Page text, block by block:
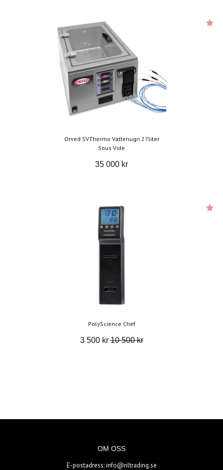
Orved SVThermo Vattenugn 27liter
Sous Vide
35 000 kr
PolyScience Chef
3 500 kr10 500 kr
OM OSS
E-postadress:info@nltrading.se